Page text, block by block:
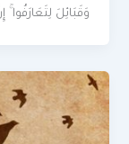
وَقَبَائِلَ لِتَعَارَفُوا